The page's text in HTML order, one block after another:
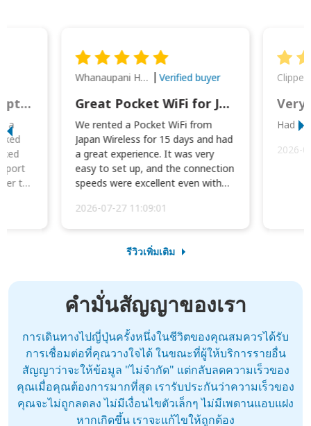
This was wonderful option to a family of four. Everything worked smoothly.
a
to
Whanaupani Henry Joseph Macown Verified buyer
Great Pocket WiFi for Japan Travel
We rented a Pocket WiFi from
Japan Wireless for 15 days and had
a great experience. It was very
easy to set up, and the connection
speeds were excellent even with
2026-07-27 11:09:01
Very
Had
2026-
รีวิวเพิ่มเติม
คำมั่นสัญญาของเรา
การเดินทางไปญี่ปุ่นครั้งหนึ่งในชีวิตของคุณสมควรได้รับ
การเชื่อมต่อที่คุณวางใจได้ ในขณะที่ผู้ให้บริการรายอื่น
สัญญาว่าจะให้ข้อมูล "ไม่จำกัด" แต่กลับลดความเร็วของ
คุณเมื่อคุณต้องการมากที่สุด เรารับประกันว่าความเร็วของ
คุณจะไม่ถูกลดลง ไม่มีเงื่อนไขตัวเล็กๆ ไม่มีเพดานแอบแฝง
หากเกิดขึ้น เราจะแก้ไขให้ถูกต้อง